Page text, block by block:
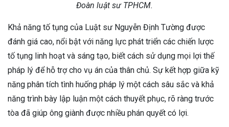
Đoàn luật sư TPHCM.
Khả năng tố tụng của Luật sư Nguyễn Định Tường được
đánh giá cao, nổi bật với năng lực phát triển các chiến lược
tố tụng linh hoạt và sáng tạo, biết cách sử dụng mọi lợi thế
pháp lý để hỗ trợ cho vụ án của thân chủ. Sự kết hợp giữa kỹ
năng phân tích tình huống pháp lý một cách sâu sắc và khả
năng trình bày lập luận một cách thuyết phục, rõ ràng trước
tòa đã giúp ông giành được nhiều phán quyết có lợi.